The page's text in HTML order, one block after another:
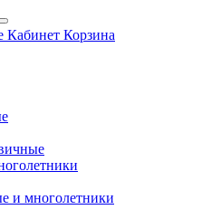
Кабинет Корзина
и многолетники